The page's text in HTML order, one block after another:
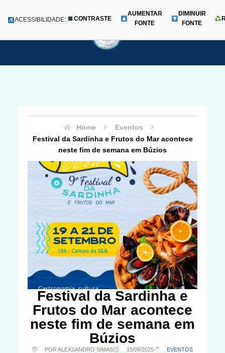
para
Menu
ACESSIBILIDADE: CONTRASTE
AUMENTAR
FONTE
DIMINUIR
FONTE
Home
Eventos
Festival da Sardinha e Frutos do Mar acontece
neste fim de semana em Búzios
Festival da Sardinha e
Frutos do Mar acontece
neste fim de semana em
Búzios
POR ALEXSANDRO SIMAS 15/09/2025 EVENTOS